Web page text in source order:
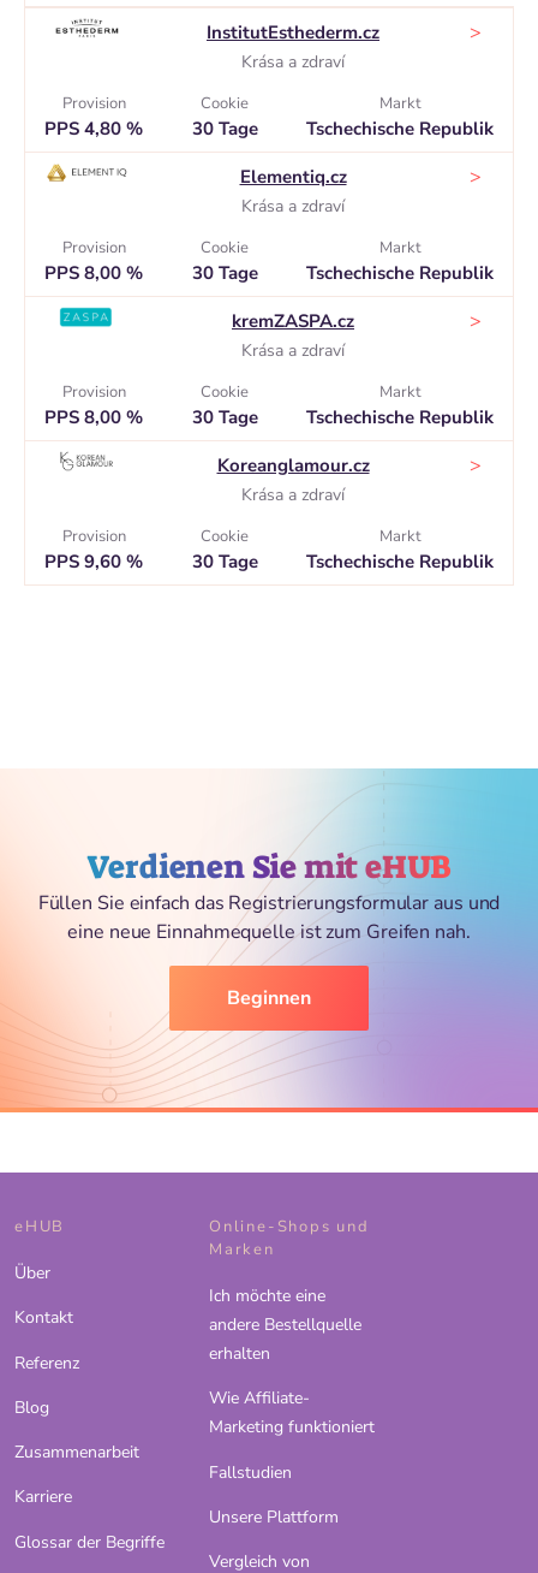
InstitutEsthederm.cz
Krása a zdraví
>
Provision
PPS 4,80 %
Cookie
30 Tage
Markt
Tschechische Republik
Elementiq.cz
Krása a zdraví
>
Provision
PPS 8,00 %
Cookie
30 Tage
Markt
Tschechische Republik
kremZASPA.cz
Krása a zdraví
>
Provision
PPS 8,00 %
Cookie
30 Tage
Markt
Tschechische Republik
Koreanglamour.cz
Krása a zdraví
>
Provision
PPS 9,60 %
Cookie
30 Tage
Markt
Tschechische Republik
Verdienen Sie mit eHUB
Füllen Sie einfach das Registrierungsformular aus und
eine neue Einnahmequelle ist zum Greifen nah.
Beginnen
eHUB
Über
Kontakt
Referenz
Blog
Zusammenarbeit
Karriere
Glossar der Begriffe
Online-Shops und
Marken
Ich möchte eine
andere Bestellquelle
erhalten
Wie Affiliate-
Marketing funktioniert
Fallstudien
Unsere Plattform
Vergleich von